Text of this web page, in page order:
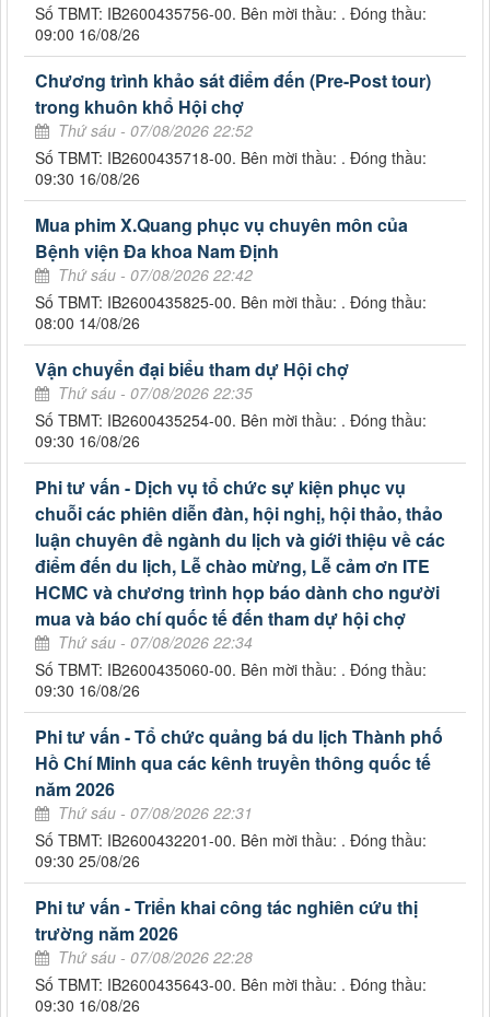
Số TBMT: IB2600435756-00. Bên mời thầu: . Đóng thầu:
09:00 16/08/26
Chương trình khảo sát điểm đến (Pre-Post tour)
trong khuôn khổ Hội chợ
Thứ sáu - 07/08/2026 22:52
Số TBMT: IB2600435718-00. Bên mời thầu: . Đóng thầu:
09:30 16/08/26
Mua phim X.Quang phục vụ chuyên môn của
Bệnh viện Đa khoa Nam Định
Thứ sáu - 07/08/2026 22:42
Số TBMT: IB2600435825-00. Bên mời thầu: . Đóng thầu:
08:00 14/08/26
Vận chuyển đại biểu tham dự Hội chợ
Thứ sáu - 07/08/2026 22:35
Số TBMT: IB2600435254-00. Bên mời thầu: . Đóng thầu:
09:30 16/08/26
Phi tư vấn - Dịch vụ tổ chức sự kiện phục vụ
chuỗi các phiên diễn đàn, hội nghị, hội thảo, thảo
luận chuyên đề ngành du lịch và giới thiệu về các
điểm đến du lịch, Lễ chào mừng, Lễ cảm ơn ITE
HCMC và chương trình họp báo dành cho người
mua và báo chí quốc tế đến tham dự hội chợ
Thứ sáu - 07/08/2026 22:34
Số TBMT: IB2600435060-00. Bên mời thầu: . Đóng thầu:
09:30 16/08/26
Phi tư vấn - Tổ chức quảng bá du lịch Thành phố
Hồ Chí Minh qua các kênh truyền thông quốc tế
năm 2026
Thứ sáu - 07/08/2026 22:31
Số TBMT: IB2600432201-00. Bên mời thầu: . Đóng thầu:
09:30 25/08/26
Phi tư vấn - Triển khai công tác nghiên cứu thị
trường năm 2026
Thứ sáu - 07/08/2026 22:28
Số TBMT: IB2600435643-00. Bên mời thầu: . Đóng thầu:
09:30 16/08/26